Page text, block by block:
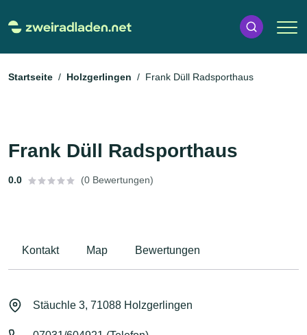
Startseite Holzgerlingen Frank Düll Radsporthaus
Frank Düll Radsporthaus
0.0 (0 Bewertungen)
Kontakt Map Bewertungen
Stäuchle 3, 71088 Holzgerlingen